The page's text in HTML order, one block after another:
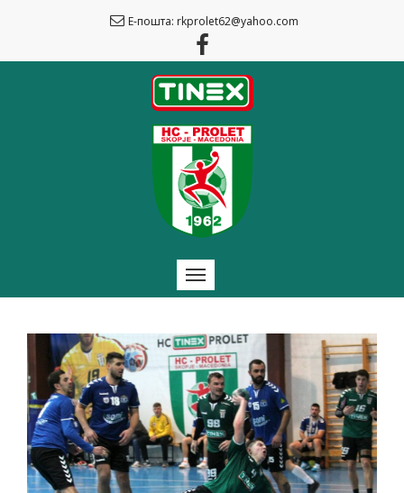
Е-пошта: rkprolet62@yahoo.com